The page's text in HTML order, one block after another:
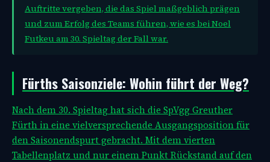
Auftritte vergeben, die das Spiel maßgeblich prägen
und zum Erfolg des Teams führen, wie es bei Noel
Futkeu am 30. Spieltag der Fall war.
Fürths Saisonziele: Wohin führt der Weg?
Nach dem 30. Spieltag hat sich die SpVgg Greuther
Fürth in eine vielversprechende Ausgangsposition für
den Saisonendspurt gebracht. Mit dem vierten
Tabellenplatz und nur einem Punkt Rückstand auf den